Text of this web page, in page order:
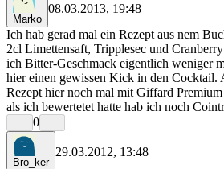
Marko
08.03.2013, 19:48
Ich hab gerad mal ein Rezept aus nem
2cl Limettensaft, Tripplesec und
ich Bitter-Geschmack eigentlich weniger
hier einen gewissen Kick in den Cocktail.
Rezept hier noch mal mit Giffard
als ich bewertetet hatte hab ich noch
0
Bro_ker
29.03.2012, 13:48